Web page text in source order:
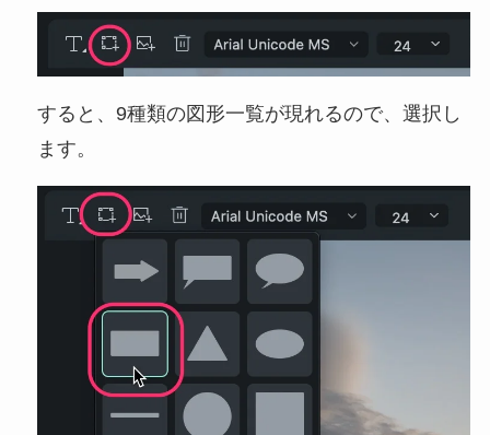
すると、9種類の図形一覧が現れるので、選択し
ます。